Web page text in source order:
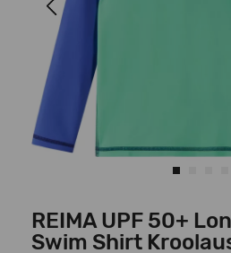
Previous
REIMA UPF 50+
Swim Shirt